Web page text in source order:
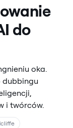
do
oka.
dubbingu
i twórców.